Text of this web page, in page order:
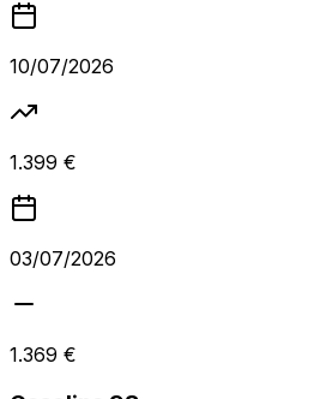
10/07/2026
1.399 €
03/07/2026
1.369 €